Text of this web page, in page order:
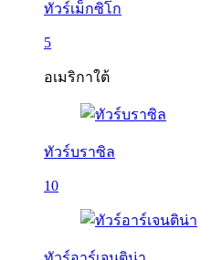
ทัวร์เม็กซิโก
5
อเมริกาใต้
ทัวร์บราซิล
10